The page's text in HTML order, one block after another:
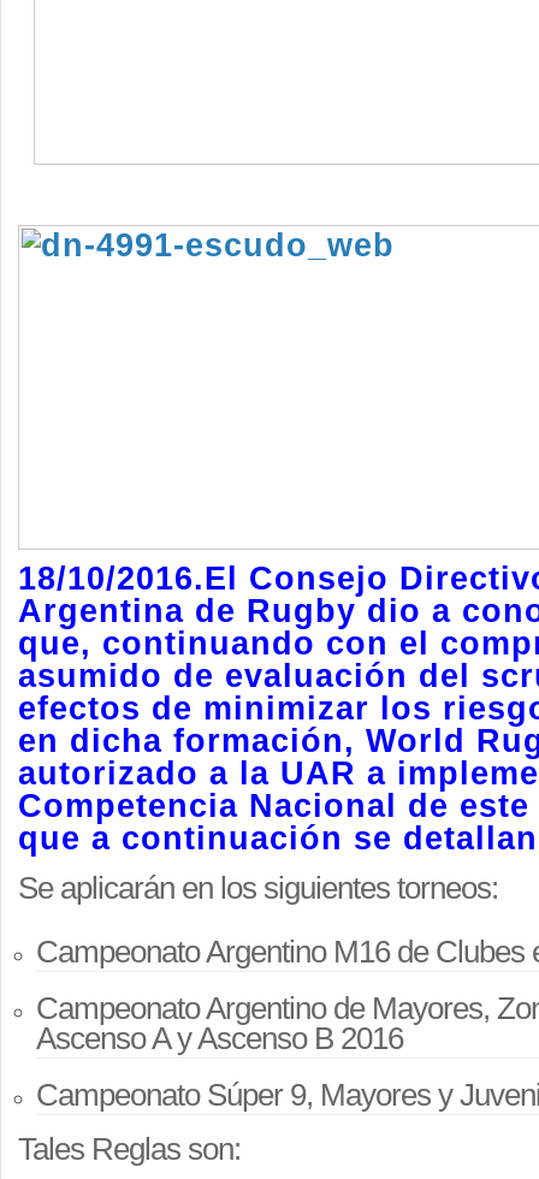
18/10/2016.El Consejo
Argentina de Rugby dio a
que, continuando con el
asumido de evaluación del
efectos de minimizar los
en dicha formación, World
autorizado a la UAR a
Competencia Nacional de
que a continuación se
Se aplicarán en los siguientes torneos:
Campeonato Argentino M16 de Clubes
Campeonato Argentino de Mayores,
Ascenso A y Ascenso B 2016
Campeonato Súper 9, Mayores y
Tales Reglas son: